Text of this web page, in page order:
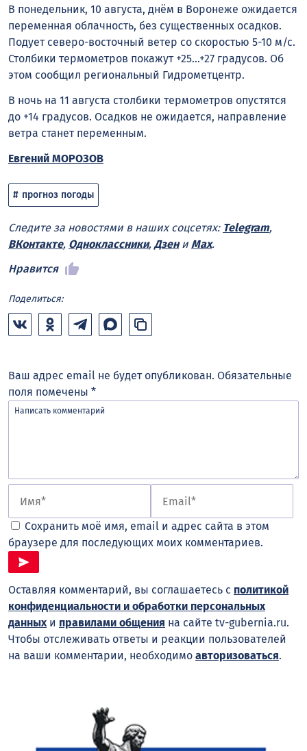
В понедельник, 10 августа, днём в Воронеже ожидается
переменная облачность, без существенных осадков.
Подует северо-восточный ветер со скоростью 5-10 м/с.
Столбики термометров покажут +25…+27 градусов. Об
этом сообщил региональный Гидрометцентр.
В ночь на 11 августа столбики термометров опустятся
до +14 градусов. Осадков не ожидается, направление
ветра станет переменным.
Евгений МОРОЗОВ
прогноз погоды
Следите за новостями в наших соцсетях: Telegram,
ВКонтакте, Одноклассники, Дзени Max.
Нравится
Поделиться:
Ваш адрес email не будет опубликован. Обязательные
поля помечены *
Сохранить моё имя, email и адрес сайта в этом
браузере для последующих моих комментариев.
Оставляя комментарий, вы соглашаетесь с политикой
конфиденциальности и обработки персональных
данныхи правилами общения на сайте tv-gubernia.ru.
Чтобы отслеживать ответы и реакции пользователей
на ваши комментарии, необходимо авторизоваться.